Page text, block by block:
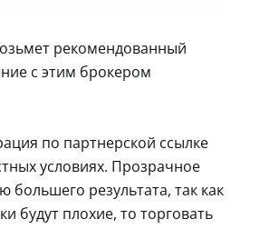
рекомендованный
с этим брокером
по партнерской ссылке
условиях. Прозрачное
большего результата, так как
будут плохие, то торговать